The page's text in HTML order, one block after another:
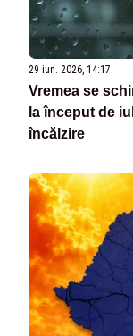
29 iun. 2026, 14:17
Vremea se
la început de
încălzire